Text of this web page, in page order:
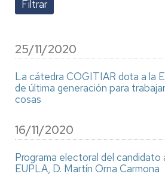
25/11/2020
La cátedra COGITIAR dota a la
de última generación para
cosas
16/11/2020
Programa electoral del candidato
EUPLA, D. Martín Orna Carmona